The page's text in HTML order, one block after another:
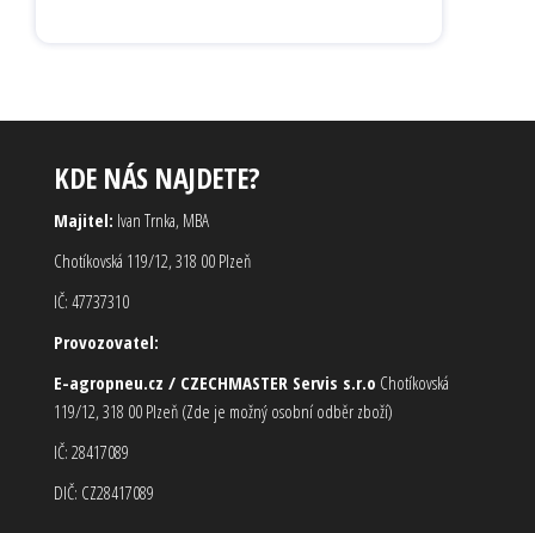
KDE NÁS NAJDETE?
Majitel: Ivan Trnka, MBA
Chotíkovská 119/12, 318 00 Plzeň
IČ: 47737310
Provozovatel:
E-agropneu.cz / CZECHMASTER Servis s.r.o Chotíkovská
119/12, 318 00 Plzeň (Zde je možný osobní odběr zboží)
IČ: 28417089
DIČ: CZ28417089